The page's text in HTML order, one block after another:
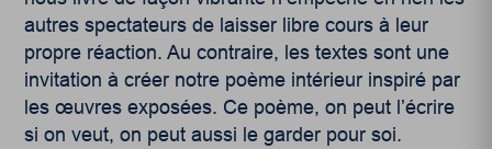
autres spectateurs de laisser libre cours à leur
propre réaction. Au contraire, les textes sont une
invitation à créer notre poème intérieur inspiré par
les œuvres exposées. Ce poème, on peut l’écrire
si on veut, on peut aussi le garder pour soi.